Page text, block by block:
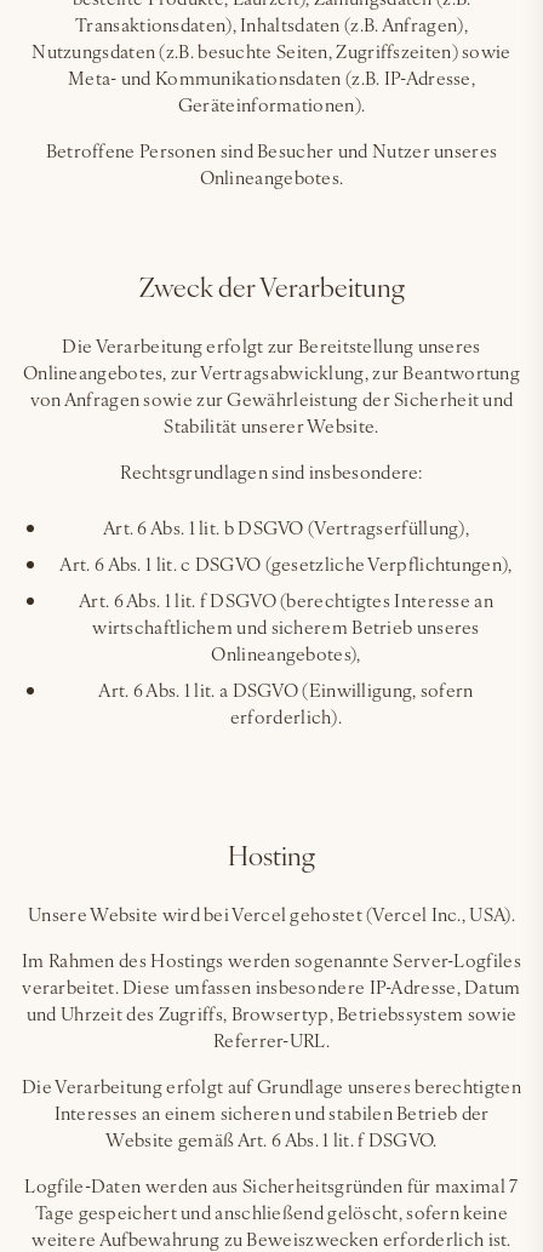
Transaktionsdaten), Inhaltsdaten (z.B. Anfragen),
Nutzungsdaten (z.B. besuchte Seiten, Zugriffszeiten) sowie
Meta- und Kommunikationsdaten (z.B. IP-Adresse,
Geräteinformationen).
Betroffene Personen sind Besucher und Nutzer unseres
Onlineangebotes.
Zweck der Verarbeitung
Die Verarbeitung erfolgt zur Bereitstellung unseres
Onlineangebotes, zur Vertragsabwicklung, zur Beantwortung
von Anfragen sowie zur Gewährleistung der Sicherheit und
Stabilität unserer Website.
Rechtsgrundlagen sind insbesondere:
Art. 6 Abs. 1 lit. b DSGVO (Vertragserfüllung),
Art. 6 Abs. 1 lit. c DSGVO (gesetzliche Verpflichtungen),
Art. 6 Abs. 1 lit. f DSGVO (berechtigtes Interesse an
wirtschaftlichem und sicherem Betrieb unseres
Onlineangebotes),
Art. 6 Abs. 1 lit. a DSGVO (Einwilligung, sofern
erforderlich).
Hosting
Unsere Website wird bei Vercel gehostet (Vercel Inc., USA).
Im Rahmen des Hostings werden sogenannte Server-Logfiles
verarbeitet. Diese umfassen insbesondere IP-Adresse, Datum
und Uhrzeit des Zugriffs, Browsertyp, Betriebssystem sowie
Referrer-URL.
Die Verarbeitung erfolgt auf Grundlage unseres berechtigten
Interesses an einem sicheren und stabilen Betrieb der
Website gemäß Art. 6 Abs. 1 lit. f DSGVO.
Logfile-Daten werden aus Sicherheitsgründen für maximal 7
Tage gespeichert und anschließend gelöscht, sofern keine
weitere Aufbewahrung zu Beweiszwecken erforderlich ist.